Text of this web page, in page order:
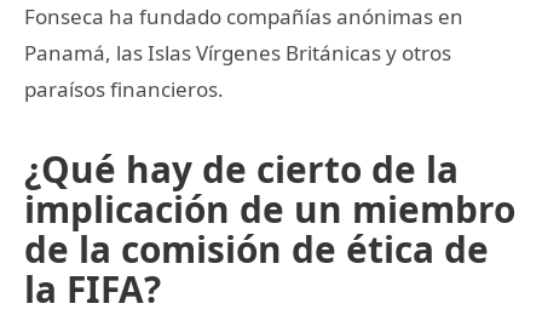
Fonseca ha fundado compañías anónimas en
Panamá, las Islas Vírgenes Británicas y otros
paraísos financieros.
¿Qué hay de cierto de la
implicación de un miembro
de la comisión de ética de
la FIFA?